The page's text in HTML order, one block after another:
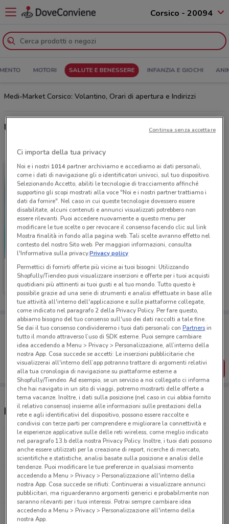
Corsico - 20094
MOTORI SALUTE E BENESSERE INFANZIA E GIOCHI
Medi-Market Corsico: Volantino, Orari di apertura e Indirizzi
Ultime offerte del volantino Medi-Market
Medi-Market
Scade il 31/08 4.4 km
Porta DoveConviene sempre con te!
Puoi trovare le migliori offerte dei negozi vicino a te,
salvarle e creare la tua lista del risparmio, comodamente
dal tuo cellulare.
SCARICA L’APP
Negozi Medi-Market a Corsico
Viale Milanofiori, 11 Assago
4.4 km
APERTO
Corso Genova 27 Milano
5.9 km
APERTO
Via Torino, 51 Milano
Ci importa della tua privacy
Noi e i nostri 1014partner archiviamo e accediamo ai dati personali,
come i dati di navigazione gli o identificatori univoci, sul tuo dispositivo.
Selezionando Accetto, abiliti le tecnologie di tracciamento affinché
supportino gli scopi mostrati alla voce "Noi e i nostri partner trattiamo i
dati da fornire". Nel caso in cui queste tecnologie dovessero essere
disabilitate, alcuni contenuti e annunci visualizzati potrebbero non
essere rilevanti. Puoi accedere nuovamente a questo menu per
modificare le tue scelte o per revocare il consenso facendo clic sul link
Mostra finalità in fondo alla pagina web. Tali scelte avranno effetto nel
contesto del nostro Sito web. Per maggiori informazioni, consulta
l'Informativa sulla privacy.Privacy policy
Permettici di fornirti offerte più vicine ai tuoi bisogni: Utilizzando
Shopfully/Tiendeo puoi visualizzare inserzioni e offerte per i tuoi acquisti
quotidiani più attinenti ai tuoi gusti e al tuo mondo. Tutto questo è
possibile grazie ad una serie di strumenti e analisi effettuate in base alle
tue attività all'interno dell'applicazione e sulle piattaforme collegate,
come indicato nel paragrafo 2 della Privacy Policy. Per fare questo,
abbiamo bisogno del tuo consenso sull'uso dei dati raccolti a tale fine.
Se dai il tuo consenso condivideremo i tuoi dati personali conPartnersin
tutto il mondo attraverso l’uso di SDK esterne. Puoi sempre cambiare
idea accedendo a Menu > Privacy > Personalizzazione, all’interno della
nostra App. Cosa succede se accetti: Le inserzioni pubblicitarie che
visualizzerai all'interno dell’app potranno trattare di argomenti relativi
alla tua cronologia di navigazione su piattaforme esterne a
Shopfully/Tiendeo. Ad esempio, se un servizio a noi collegato ci informa
che hai navigato in un sito di viaggi, potremo mostrarti delle offerte a
tema vacanze. Inoltre, i dati sulla posizione (nel caso in cui abbia fornito
il relativo consenso) insieme alle informazioni sulle prestazioni della
rete e agli identificativi del dispositivo, possono essere raccolte e
condivisi con terze parti per comprendere e migliorare la connettività e
le esperienze applicative sulle delle reti wireless, come meglio indicato
nel paragrafo 13.b della nostra Privacy Policy. Inoltre, i tuoi dati possono
anche essere utilizzati per la creazione di report, ricerche di mercato,
scientifiche e statistiche, analisi basate sulla posizione e analisi delle
tendenze. Puoi modificare le tue preferenze in qualsiasi momento
accedendo a Menu > Privacy > Personalizzazione all'interno della
nostra App. Cosa succede se rifiuti: Continuerai a visualizzare annunci
pubblicitari, ma riguarderanno argomenti generici e probabilmente non
saranno rilevanti per i tuoi interessi. Potrai sempre cambiare idea
accedendo a Menu > Privacy > Personalizzazione all'interno della
nostra App.
Continua senza accettare